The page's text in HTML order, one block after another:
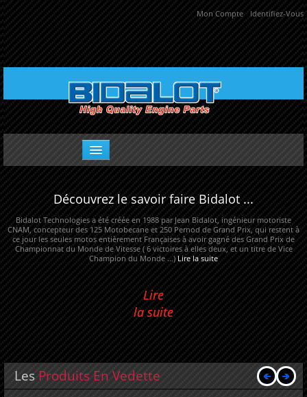
Mon Compte Identifiez-Vous
Pièces adaptables
Pièces Racing
Paramoteur
Bons Plans Bidalot
Classic Racing Parts
Découvrez le savoir faire Bidalot ...
Bidalot Technologies a été créée en 1988 par Jean Bidalot, ingénieur motoriste
CNAM, concepteur des 125 Motobecane et 250 Pernod de Grand Prix, qui restent à
ce jour les seules motos entièrement Françaises à avoir gagné des Grand Prix de
Championnat du Monde de Vitesse ( 6 victoires à elles deux, et un titre de Vice
Champion du Monde …)Lire la suite
Lire
la suite
Les Produits En Vedette